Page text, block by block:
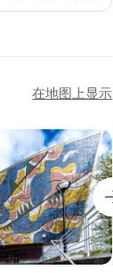
在地图上显示